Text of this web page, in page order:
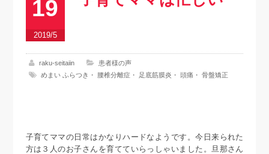
19
2019/5
raku-seitaiin
患者様の声
めまい ふらつき ・ 腰椎分離症 ・ 足底筋膜炎 ・ 頭痛 ・ 骨盤矯正
子育てママの日常はかなりハードなようです。今日来られた
方は３人のお子さんを育てていらっしゃいました。旦那さん